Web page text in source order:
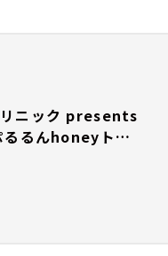
リニック presents
るるんhoneyトラ